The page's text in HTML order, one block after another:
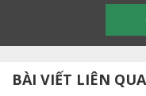
BÀI VIẾT LIÊN